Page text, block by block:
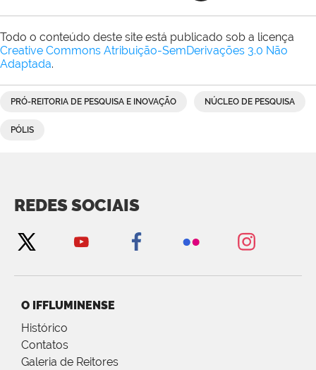
Todo o conteúdo deste site está publicado sob a licença
Creative Commons Atribuição-SemDerivações 3.0 Não
Adaptada.
PRÓ-REITORIA DE PESQUISA E INOVAÇÃO NÚCLEO DE PESQUISA
PÓLIS
REDES SOCIAIS
O IFFLUMINENSE
Histórico
Contatos
Galeria de Reitores